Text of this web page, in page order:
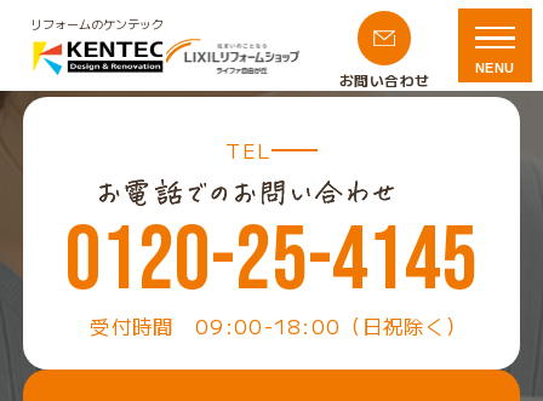
リフォームのケンテック
お問い合わせ
NENU
TEL
0120-25-4145
受付時間 09:00-18:00（日祝除く）